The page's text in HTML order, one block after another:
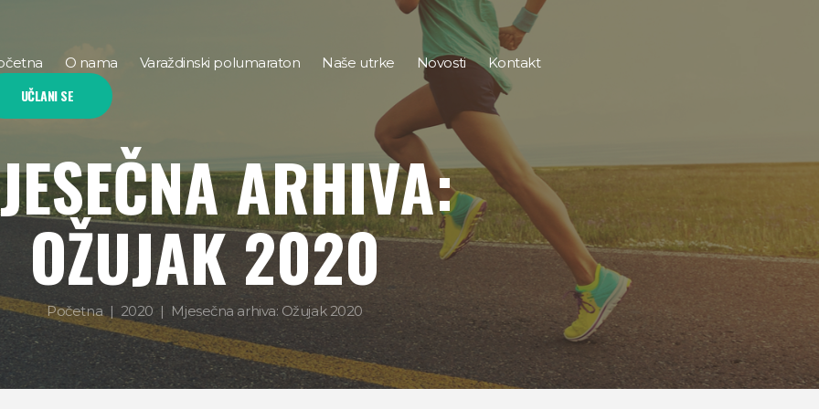
O nama Varaždinski polumaraton Naše utrke Novosti Kontakt
UČLANI SE
ARHIVA:
OŽUJAK 2020
Početna 2020 Mjesečna arhiva: Ožujak 2020